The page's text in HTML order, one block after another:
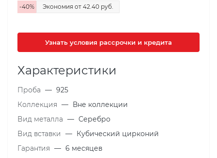
-40% Экономия от 42.40 руб.
Узнать условия рассрочки и кредита
Характеристики
Проба — 925
Коллекция — Вне коллекции
Вид металла — Серебро
Вид вставки
— Кубический цирконий
Гарантия — 6 месяцев